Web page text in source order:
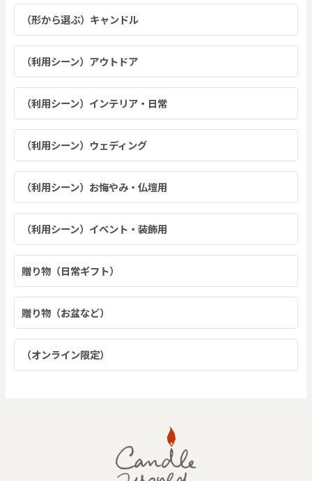
（形から選ぶ）キャンドル
（利用シーン）アウトドア
（利用シーン）インテリア・日常
（利用シーン）ウェディング
（利用シーン）お悔やみ・仏壇用
（利用シーン）イベント・装飾用
贈り物（日常ギフト）
贈り物（お盆など）
（オンライン限定）